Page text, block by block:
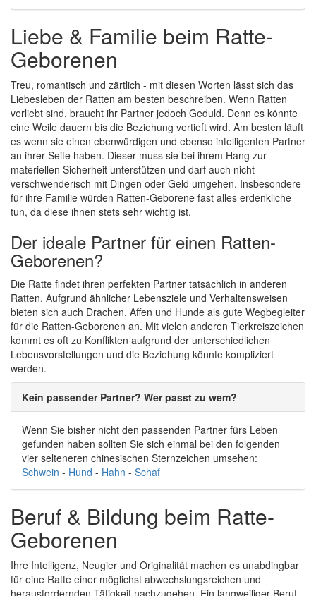
Liebe & Familie beim Ratte-
Geborenen
Treu, romantisch und zärtlich - mit diesen Worten lässt sich das
Liebesleben der Ratten am besten beschreiben. Wenn Ratten
verliebt sind, braucht ihr Partner jedoch Geduld. Denn es könnte
eine Weile dauern bis die Beziehung vertieft wird. Am besten läuft
es wenn sie einen ebenwürdigen und ebenso intelligenten Partner
an ihrer Seite haben. Dieser muss sie bei ihrem Hang zur
materiellen Sicherheit unterstützen und darf auch nicht
verschwenderisch mit Dingen oder Geld umgehen. Insbesondere
für ihre Familie würden Ratten-Geborene fast alles erdenkliche
tun, da diese ihnen stets sehr wichtig ist.
Der ideale Partner für einen Ratten-
Geborenen?
Die Ratte findet ihren perfekten Partner tatsächlich in anderen
Ratten. Aufgrund ähnlicher Lebensziele und Verhaltensweisen
bieten sich auch Drachen, Affen und Hunde als gute Wegbegleiter
für die Ratten-Geborenen an. Mit vielen anderen Tierkreiszeichen
kommt es oft zu Konflikten aufgrund der unterschiedlichen
Lebensvorstellungen und die Beziehung könnte kompliziert
werden.
Kein passender Partner? Wer passt zu wem?
Wenn Sie bisher nicht den passenden Partner fürs Leben
gefunden haben sollten Sie sich einmal bei den folgenden
vier selteneren chinesischen Sternzeichen umsehen:
Schwein - Hund - Hahn - Schaf
Beruf & Bildung beim Ratte-
Geborenen
Ihre Intelligenz, Neugier und Originalität machen es unabdingbar
für eine Ratte einer möglichst abwechslungsreichen und